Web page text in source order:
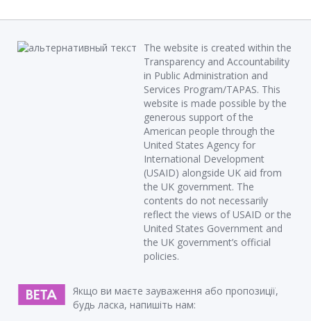
The website is created within the
Transparency and Accountability
in Public Administration and
Services Program/TAPAS. This
website is made possible by the
generous support of the
American people through the
United States Agency for
International Development
(USAID) alongside UK aid from
the UK government. The
contents do not necessarily
reflect the views of USAID or the
United States Government and
the UK government’s official
policies.
Якщо ви маєте зауваження або пропозиції,
будь ласка, напишіть нам: